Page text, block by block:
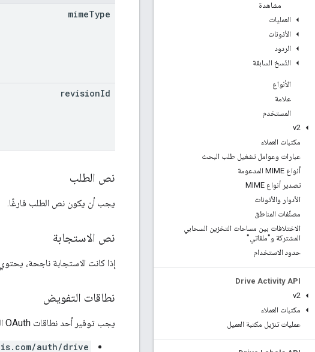
مشاهدة
العمليات
الأذونات
الردود
النُسخ السابقة
الأنواع
علامة
المستخدم
v2
مكتبات العملاء
عبارات وعوامل تشغيل طلب البحث
أنواع MIME المدعومة
تصدير أنواع MIME
الأدوار والأذونات
مصنِّفات المناطق
الاختلافات بين مساحات التخزين السحابي
المشتركة و"ملفاتي"
حدود الاستخدام
Drive Activity API
v2
مكتبات العملاء
عمليات تنزيل مكتبة العميل
mimeType
revisionId
نص الطلب
يجب أن يكون نص الطلب فارغًا.
نص الاستجابة
إذا كانت الاستجابة ناجحة،
نطاقات التفويض
يجب توفير أحد نطاقات OAuth التالية:
auth/drive